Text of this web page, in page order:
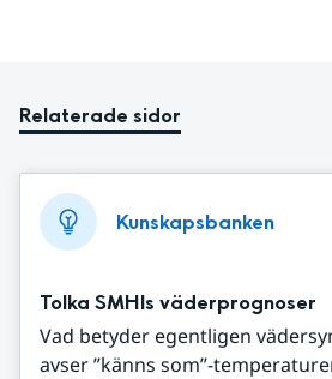
Relaterade sidor
Kunskapsbanken
Tolka SMHIs väderprognoser
Vad betyder egentligen
avser ”känns som”-